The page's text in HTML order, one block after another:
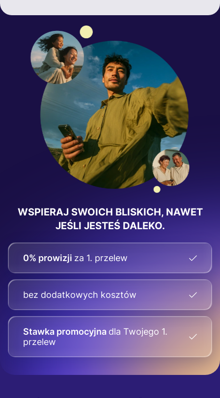
WSPIERAJ SWOICH BLISKICH, NAWET
JEŚLI JESTEŚ DALEKO.
0% prowizji za 1. przelew
bez dodatkowych kosztów
Stawka promocyjna dla Twojego 1.
przelew